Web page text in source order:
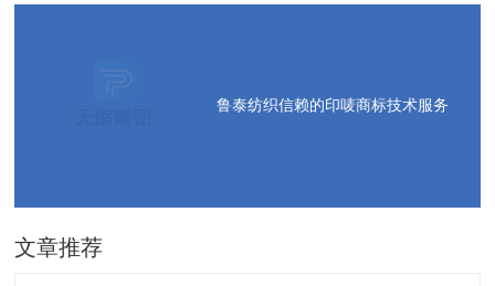
鲁泰纺织信赖的印唛商标技术服务
文章推荐